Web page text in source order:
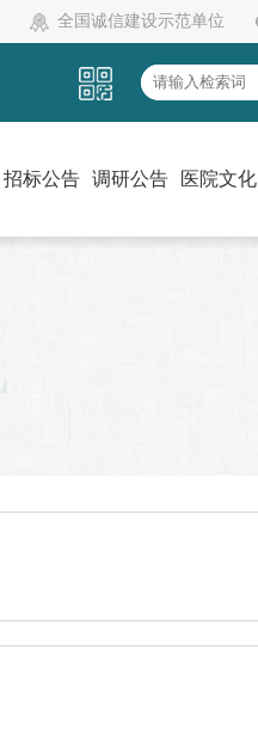
全国诚信建设示范单位
招标公告 调研公告 医院文化